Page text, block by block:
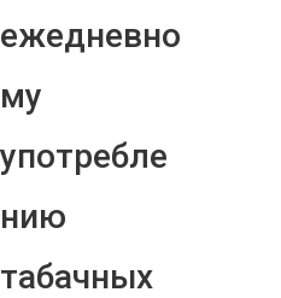
ежедневно
му
употребле
нию
табачных